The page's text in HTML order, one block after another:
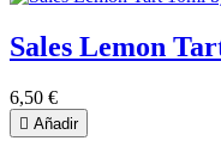
Sales Lemon
6,50 €
 Añadir